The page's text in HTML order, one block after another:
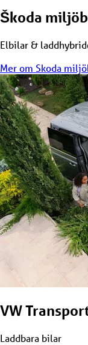
Škoda
Elbilar &
Mer om Skoda
VW
Laddbara bilar